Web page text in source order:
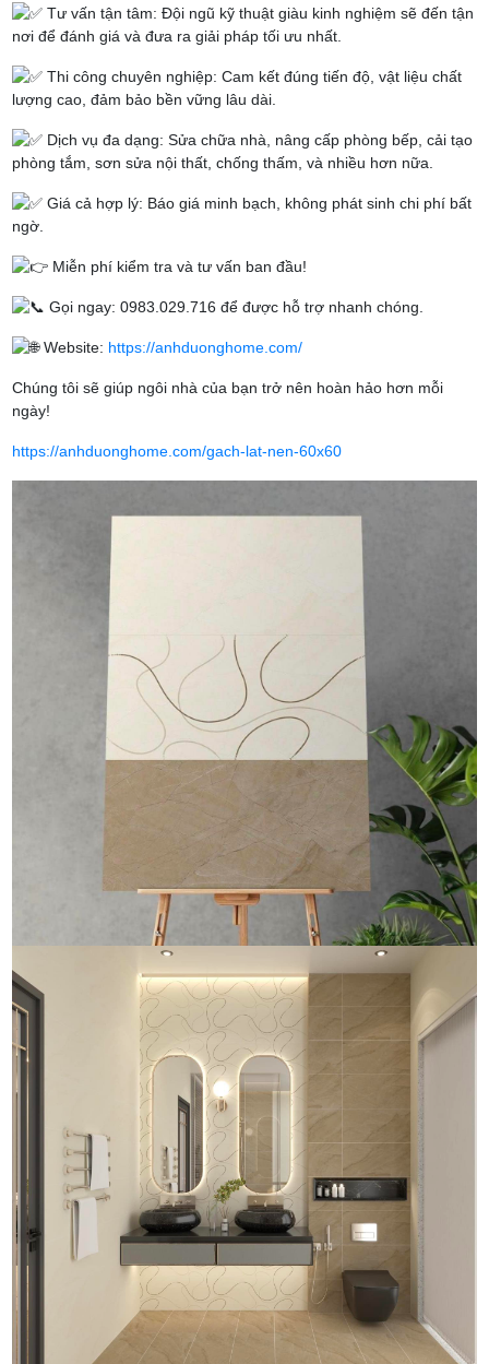
Tư vấn tận tâm: Đội ngũ kỹ thuật giàu kinh nghiệm sẽ đến tận
nơi để đánh giá và đưa ra giải pháp tối ưu nhất.
Thi công chuyên nghiệp: Cam kết đúng tiến độ, vật liệu chất
lượng cao, đảm bảo bền vững lâu dài.
Dịch vụ đa dạng: Sửa chữa nhà, nâng cấp phòng bếp, cải tạo
phòng tắm, sơn sửa nội thất, chống thấm, và nhiều hơn nữa.
Giá cả hợp lý: Báo giá minh bạch, không phát sinh chi phí bất
ngờ.
Miễn phí kiểm tra và tư vấn ban đầu!
Gọi ngay: 0983.029.716 để được hỗ trợ nhanh chóng.
Website: https://anhduonghome.com/
Chúng tôi sẽ giúp ngôi nhà của bạn trở nên hoàn hảo hơn mỗi
ngày!
https://anhduonghome.com/gach-lat-nen-60x60